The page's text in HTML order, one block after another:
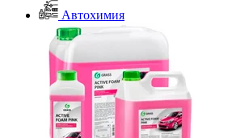
Автохимия